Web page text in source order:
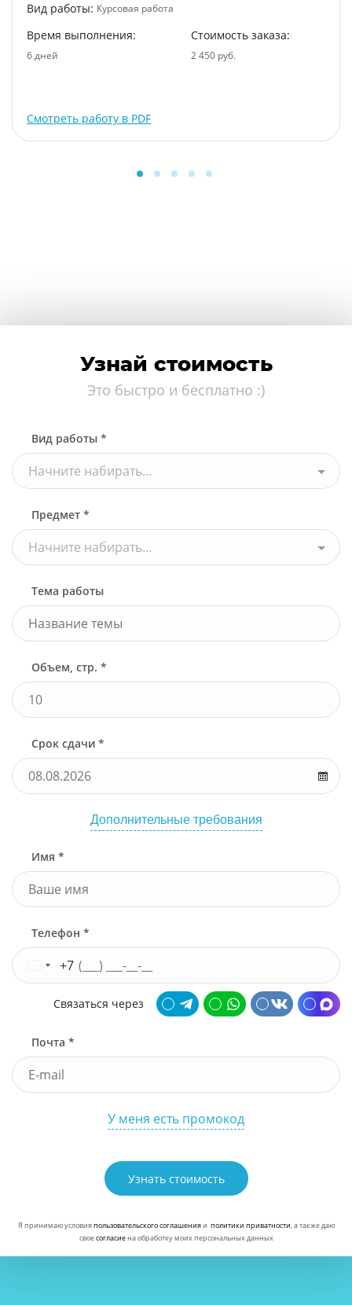
Вид работы: Курсовая работа
Время выполнения:
6 дней
Стоимость заказа:
2 450 руб.
Смотреть работу в PDF
Узнай стоимость
Это быстро и бесплатно :)
Вид работы *
Начните набирать...
Предмет *
Начните набирать...
Тема работы
Объем, стр. *
Срок сдачи *
Дополнительные требования
Имя *
Телефон *
+7
Связаться через
Почта *
У меня есть промокод
Узнать стоимость
Я принимаю условияпользовательского соглашенияи политики приватности, а также даю
своесогласиена обработку моих персональных данных